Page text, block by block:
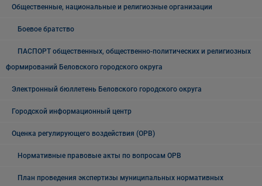
Общественные, национальные и религиозные организации
Боевое братство
ПАСПОРТ общественных, общественно-политических и религиозных
формирований Беловского городского округа
Электронный бюллетень Беловского городского округа
Городской информационный центр
Оценка регулирующего воздействия (ОРВ)
Нормативные правовые акты по вопросам ОРВ
План проведения экспертизы муниципальных нормативных